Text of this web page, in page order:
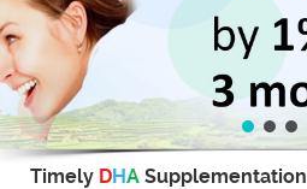
Timely DHA Supplementation